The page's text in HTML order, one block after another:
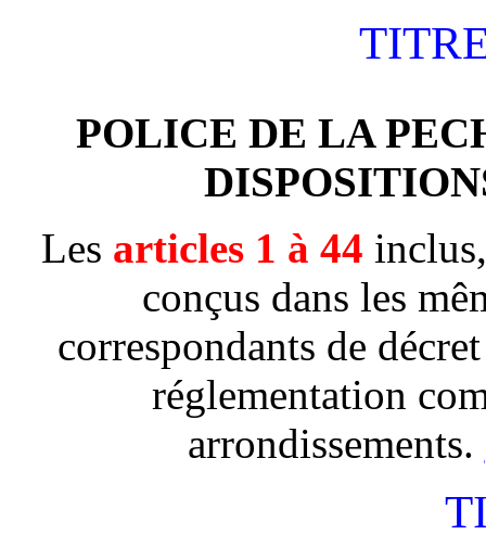
POLICE DE LA
Les articles 1 à 44
conçus dans les
correspondants de
réglementation
arrondissements.